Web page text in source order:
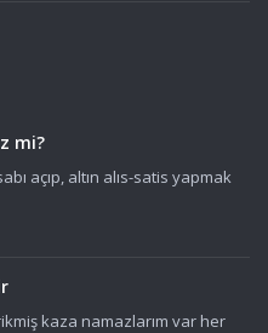
mi?
açıp, altın alıs-satis yapmak
kaza namazlarım var her